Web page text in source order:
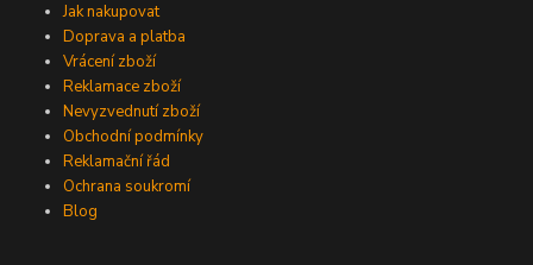
Jak nakupovat
Doprava a platba
Vrácení zboží
Reklamace zboží
Nevyzvednutí zboží
Obchodní podmínky
Reklamační řád
Ochrana soukromí
Blog